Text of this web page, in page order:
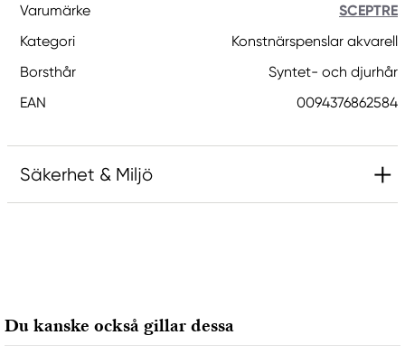
Varumärke
SCEPTRE
Kategori
Konstnärspenslar akvarell
Borsthår
Syntet- och djurhår
EAN
0094376862584
Säkerhet & Miljö
619 30 Trosa, Sweden
info@colart.se
Du kanske också gillar dessa